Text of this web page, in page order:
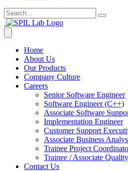
Home
About Us
Our Products
Company Culture
Careers
Senior Software Engineer
Software Engineer (C++)
Associate Software
Implementation Engineer
Customer Support
Associate Business
Trainee Project
Trainee / Associate
Contact Us